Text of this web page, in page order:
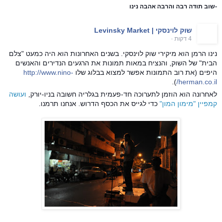
-שוב תודה רבה והרבה אהבה נינו
שוק לוינסקי | Levinsky Market
·
נינו הרמן הוא מיקירי שוק לוינסקי. בשנים האחרונות הוא היה כמעט "צלם
הבית" של השוק, והנציח במאות תמונות את הרגעים הנדירים והאנשים
היפים (את רוב התמונות אפשר למצוא בבלוג שלו http://www.nino-
herman.co.il/
).
לאחרונה הוא הוזמן לתערוכה חד-פעמית בגלריה חשובה בניו-יורק, ועושה
קמפיין "מימון המון" כדי לגייס את הכסף הדרוש. אנחנו תרמנו.